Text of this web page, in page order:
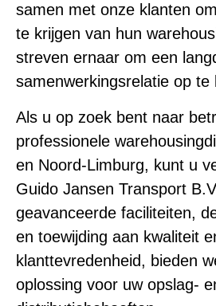
samen met onze klanten
te krijgen van hun
streven ernaar om een
samenwerkingsrelatie op te
Als u op zoek bent naar
professionele
en Noord-Limburg, kunt u
Guido Jansen Transport
geavanceerde faciliteiten,
en toewijding aan kwaliteit
klanttevredenheid, bieden
oplossing voor uw opslag-